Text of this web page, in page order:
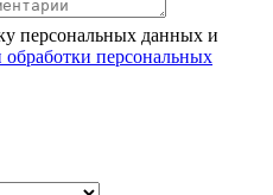
персональных данных и
персональных